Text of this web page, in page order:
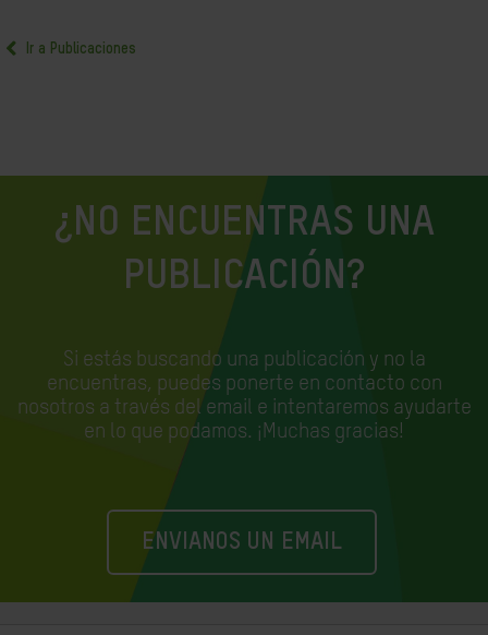
Ir a Publicaciones
¿NO ENCUENTRAS UNA
PUBLICACIÓN?
Si estás buscando una publicación y no la
encuentras, puedes ponerte en contacto con
nosotros a través del email e intentaremos ayudarte
en lo que podamos. ¡Muchas gracias!
ENVIANOS UN EMAIL